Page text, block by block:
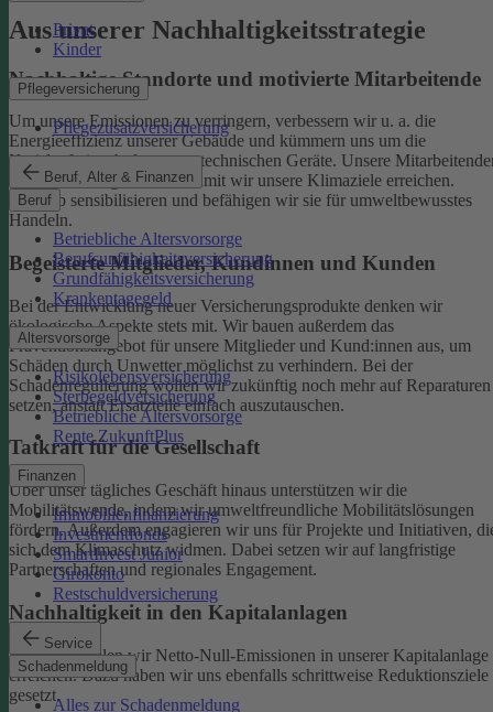
Privat
Kinder
Pflegeversicherung
Pflegezusatzversicherung
Beruf, Alter & Finanzen
Beruf
Betriebliche Altersvorsorge
Berufsunfähigkeitsversicherung
Grundfähigkeitsversicherung
Krankentagegeld
Altersvorsorge
Risikolebensversicherung
Sterbegeldversicherung
Betriebliche Altersvorsorge
Rente ZukunftPlus
Finanzen
Immobilienfinanzierung
Investmentfonds
SmartInvest Junior
Girokonto
Restschuldversicherung
Service
Schadenmeldung
Alles zur Schadenmeldung
Aus unserer Nachhaltigkeitsstrategie
Nachhaltige Standorte und motivierte Mitarbeitende
Um unsere Emissionen zu verringern, verbessern wir u. a. die
Energieeffizienz unserer Gebäude und kümmern uns um die
Kreislaufwirtschaft unserer technischen Geräte. Unsere
sind ein wichtiger Hebel, damit wir unsere Klimaziele erreichen.
Deshalb sensibilisieren und befähigen wir sie für umweltbewusstes
Handeln.
Begeisterte Mitglieder, Kundinnen und Kunden
Bei der Entwicklung neuer Versicherungsprodukte denken wir
ökologische Aspekte stets mit. Wir bauen außerdem das
Präventionsangebot für unsere Mitglieder und Kund:innen aus, um
Schäden durch Unwetter möglichst zu verhindern. Bei der
Schadenregulierung wollen wir zukünftig noch mehr auf Reparaturen
setzen, anstatt Ersatzteile einfach auszutauschen.
Tatkraft für die Gesellschaft
Über unser tägliches Geschäft hinaus unterstützen wir die
Mobilitätswende, indem wir umweltfreundliche Mobilitätslösungen
fördern. Außerdem engagieren wir uns für Projekte und Initiativen,
sich dem Klimaschutz widmen. Dabei setzen wir auf langfristige
Partnerschaften und regionales Engagement.
Nachhaltigkeit in den Kapitalanlagen
Bis 2050 wollen wir Netto-Null-Emissionen in unserer Kapitalanlage
erreichen. Dazu haben wir uns ebenfalls schrittweise Reduktionsziele
gesetzt.